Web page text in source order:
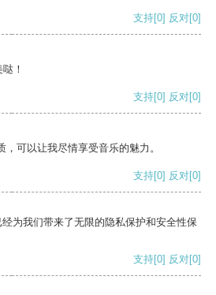
支持[0] 反对[0]
！
支持[0] 反对[0]
可以让我尽情享受音乐的魅力。
支持[0] 反对[0]
为我们带来了无限的隐私保护和安全性保
支持[0] 反对[0]